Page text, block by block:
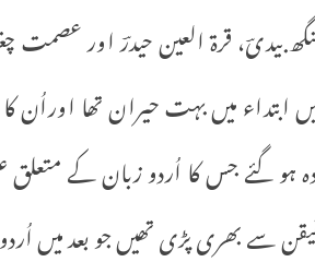
بیدیؔ، قرۃ العین حیدرؔ اور
میں بہت حیران تھا اوراُن کا
ہو گئے جس کا اُردو زبان کے
سے بھری پڑی تھیں جو بعد میں